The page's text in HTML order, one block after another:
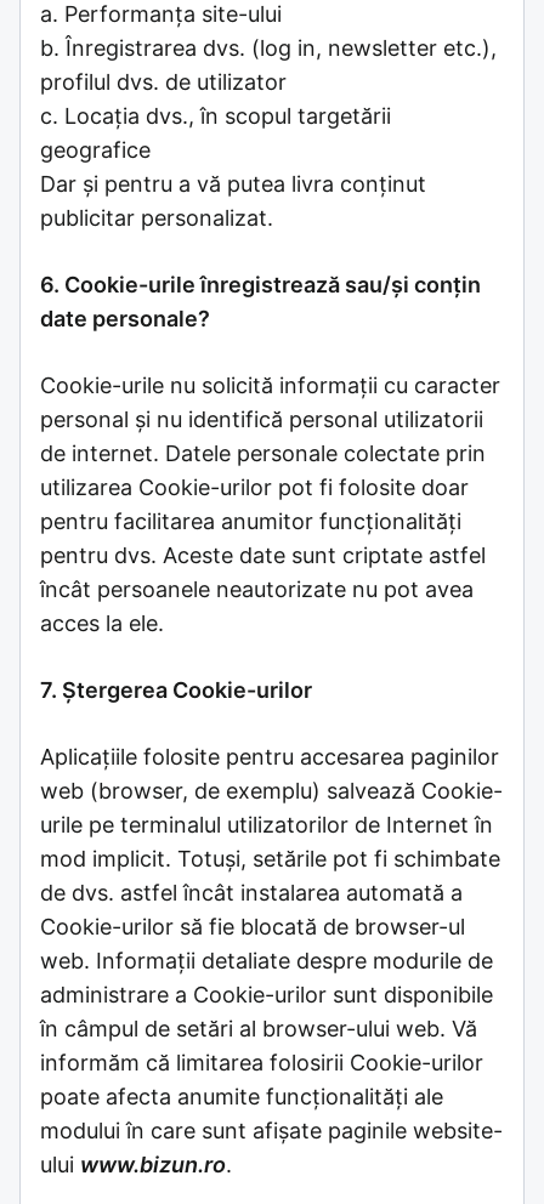
a. Performanța site-ului
b. Înregistrarea dvs. (log in, newsletter etc.),
profilul dvs. de utilizator
c. Locația dvs., în scopul targetării
geografice
Dar și pentru a vă putea livra conținut
publicitar personalizat.
6. Cookie-urile înregistrează sau/și conțin
date personale?
Cookie-urile nu solicită informații cu caracter
personal și nu identifică personal utilizatorii
de internet. Datele personale colectate prin
utilizarea Cookie-urilor pot fi folosite doar
pentru facilitarea anumitor funcționalități
pentru dvs. Aceste date sunt criptate astfel
încât persoanele neautorizate nu pot avea
acces la ele.
7. Ștergerea Cookie-urilor
Aplicațiile folosite pentru accesarea paginilor
web (browser, de exemplu) salvează Cookie-
urile pe terminalul utilizatorilor de Internet în
mod implicit. Totuși, setările pot fi schimbate
de dvs. astfel încât instalarea automată a
Cookie-urilor să fie blocată de browser-ul
web. Informații detaliate despre modurile de
administrare a Cookie-urilor sunt disponibile
în câmpul de setări al browser-ului web. Vă
informăm că limitarea folosirii Cookie-urilor
poate afecta anumite funcționalități ale
modului în care sunt afișate paginile website-
ului www.bizun.ro.